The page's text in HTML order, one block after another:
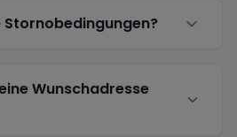
Stornobedingungen?
Wunschadresse